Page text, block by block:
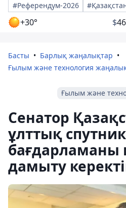
#Референдум-2026
+30° $
Басты
Барлық жаңалықтар
Ғылым және технология
Ғылым және
Сенатор
ұлттық
бағдарламаны
дамыту